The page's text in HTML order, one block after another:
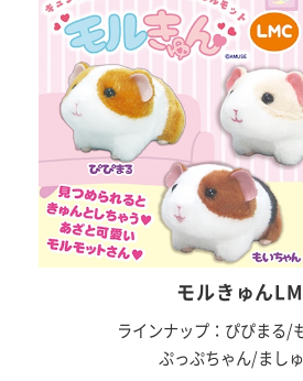
モルきゅん
ラインナップ：ぴぴまる/
ぷっぷちゃん/まし